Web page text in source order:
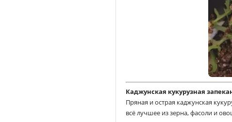
Каджунская кукурузная
Пряная и острая каджунская
всё лучшее из зерна, фасоли и